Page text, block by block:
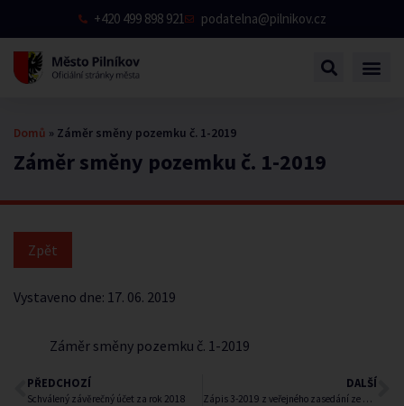
+420 499 898 921 podatelna@pilnikov.cz
Záměr směny pozemku č. 1-2019
Domů » Záměr směny pozemku č. 1-2019
Vystaveno dne: 17. 06. 2019
Záměr směny pozemku č. 1-2019
PŘEDCHOZÍ
Schválený závěrečný účet za rok 2018
DALŠÍ
Zápis 3-2019 z veřejného zasedání ze dne 12.6.2019